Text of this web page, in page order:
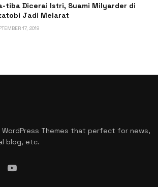
tiba Dicerai Istri, Suami Milyarder di
Jadi Melarat
17, 2019
WordPress Themes that perfect for news,
blog, etc.